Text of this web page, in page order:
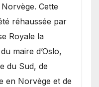
Cette
réhaussée par
Royale la
maire d’Oslo,
du Sud, de
en Norvège et de